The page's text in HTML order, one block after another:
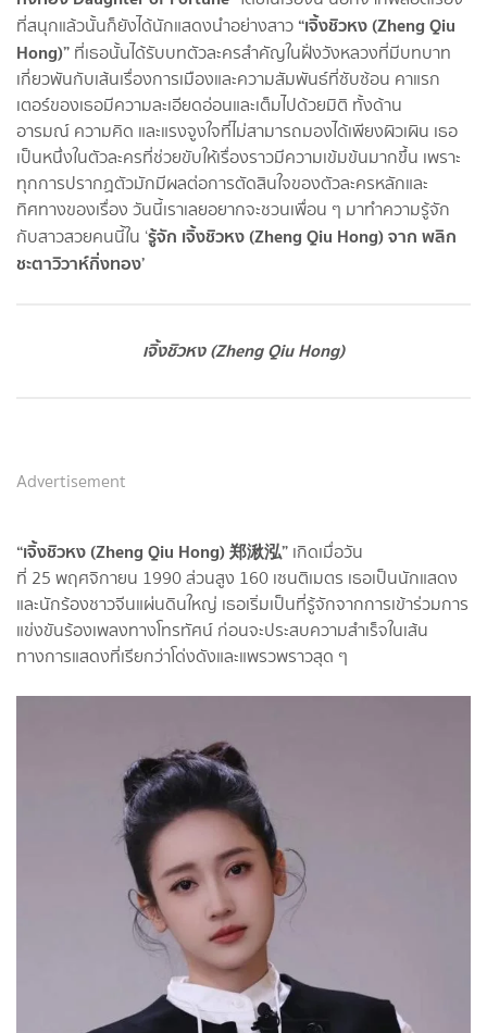
ที่สนุกแล้วนั้นก็ยังได้นักแสดงนำอย่างสาว “เจิ้งชิวหง (Zheng Qiu
Hong)” ที่เธอนั้นได้รับบทตัวละครสำคัญในฝั่งวังหลวงที่มีบทบาท
เกี่ยวพันกับเส้นเรื่องการเมืองและความสัมพันธ์ที่ซับซ้อน คาแรก
เตอร์ของเธอมีความละเอียดอ่อนและเต็มไปด้วยมิติ ทั้งด้าน
อารมณ์ ความคิด และแรงจูงใจที่ไม่สามารถมองได้เพียงผิวเผิน เธอ
เป็นหนึ่งในตัวละครที่ช่วยขับให้เรื่องราวมีความเข้มข้นมากขึ้น เพราะ
ทุกการปรากฏตัวมักมีผลต่อการตัดสินใจของตัวละครหลักและ
ทิศทางของเรื่อง วันนี้เราเลยอยากจะชวนเพื่อน ๆ มาทำความรู้จัก
กับสาวสวยคนนี้ใน ‘รู้จัก เจิ้งชิวหง (Zheng Qiu Hong) จาก พลิก
ชะตาวิวาห์กิ่งทอง’
เจิ้งชิวหง (Zheng Qiu Hong)
Advertisement
“เจิ้งชิวหง (Zheng Qiu Hong) 郑湫泓” เกิดเมื่อวัน
ที่ 25 พฤศจิกายน 1990 ส่วนสูง 160 เซนติเมตร เธอเป็นนักแสดง
และนักร้องชาวจีนแผ่นดินใหญ่ เธอเริ่มเป็นที่รู้จักจากการเข้าร่วมการ
แข่งขันร้องเพลงทางโทรทัศน์ ก่อนจะประสบความสำเร็จในเส้น
ทางการแสดงที่เรียกว่าโด่งดังและแพรวพราวสุด ๆ